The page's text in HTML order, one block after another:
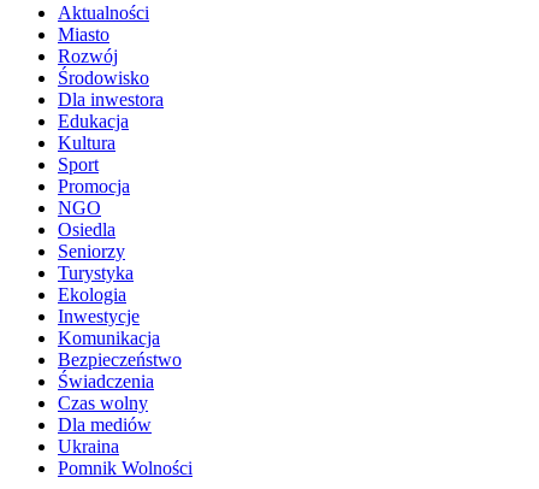
Aktualności
Miasto
Rozwój
Środowisko
Dla inwestora
Edukacja
Kultura
Sport
Promocja
NGO
Osiedla
Seniorzy
Turystyka
Ekologia
Inwestycje
Komunikacja
Bezpieczeństwo
Świadczenia
Czas wolny
Dla mediów
Ukraina
Pomnik Wolności